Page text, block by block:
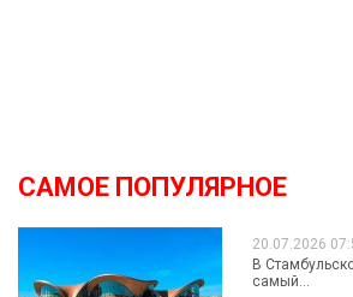
САМОЕ ПОПУЛЯРНОЕ
20.07.2026
В
самый...